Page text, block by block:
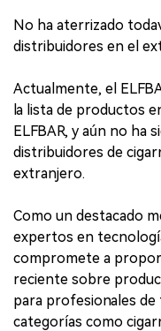
No ha aterrizado
distribuidores en el
Actualmente, el
la lista de productos
ELFBAR, y aún no ha
distribuidores de
extranjero.
Como un destacado
expertos en
compromete a
reciente sobre
para profesionales
categorías como